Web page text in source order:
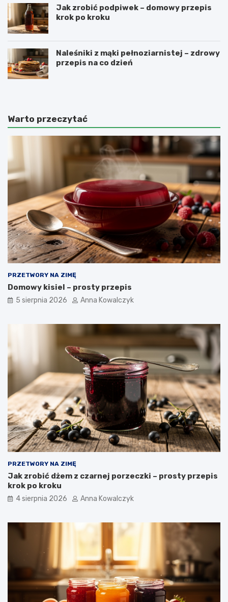
Jak zrobić podpiwek – domowy przepis
krok po kroku
Naleśniki z mąki pełnoziarnistej – zdrowy
przepis na co dzień
Warto przeczytać
PRZETWORY NA ZIMĘ
Domowy kisiel – prosty przepis
5 sierpnia 2026 Anna Kowalczyk
PRZETWORY NA ZIMĘ
Jak zrobić dżem z czarnej porzeczki – prosty przepis
krok po kroku
4 sierpnia 2026 Anna Kowalczyk